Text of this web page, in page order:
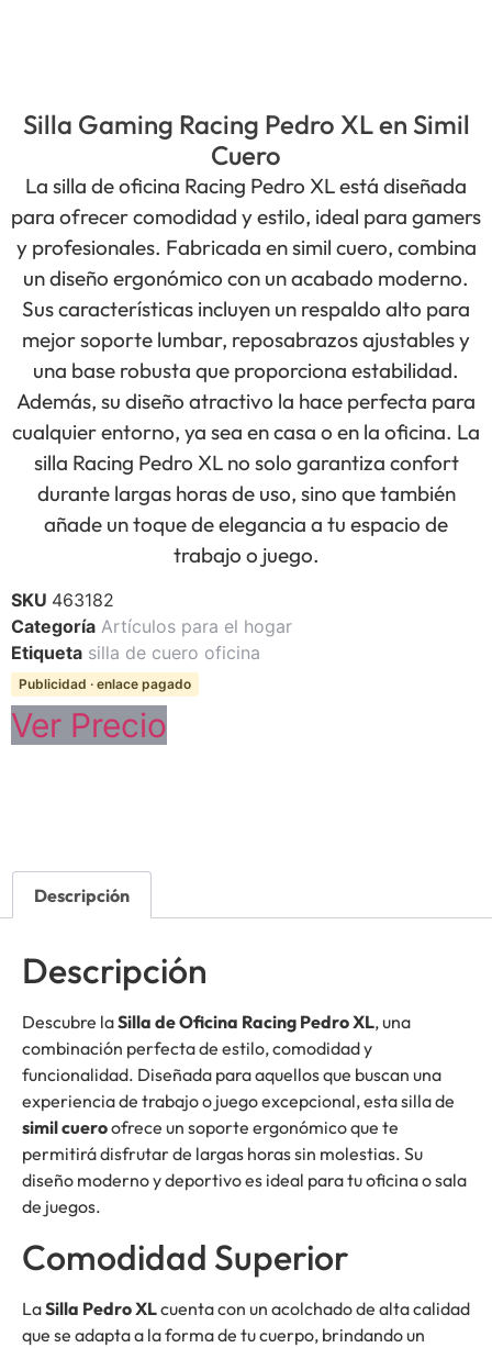
Silla Gaming Racing Pedro XL en Simil
Cuero
La silla de oficina Racing Pedro XL está diseñada
para ofrecer comodidad y estilo, ideal para gamers
y profesionales. Fabricada en simil cuero, combina
un diseño ergonómico con un acabado moderno.
Sus características incluyen un respaldo alto para
mejor soporte lumbar, reposabrazos ajustables y
una base robusta que proporciona estabilidad.
Además, su diseño atractivo la hace perfecta para
cualquier entorno, ya sea en casa o en la oficina. La
silla Racing Pedro XL no solo garantiza confort
durante largas horas de uso, sino que también
añade un toque de elegancia a tu espacio de
trabajo o juego.
SKU 463182
Categoría Artículos para el hogar
Etiqueta silla de cuero oficina
Publicidad · enlace pagado
Ver Precio
Descripción
Descripción
Descubre laSilla de Oficina Racing Pedro XL, una
combinación perfecta de estilo, comodidad y
funcionalidad. Diseñada para aquellos que buscan una
experiencia de trabajo o juego excepcional, esta silla de
simil cueroofrece un soporte ergonómico que te
permitirá disfrutar de largas horas sin molestias. Su
diseño moderno y deportivo es ideal para tu oficina o sala
de juegos.
Comodidad Superior
LaSilla Pedro XLcuenta con un acolchado de alta calidad
que se adapta a la forma de tu cuerpo, brindando un